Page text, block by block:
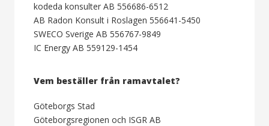
kodeda konsulter AB 556686-6512
AB Radon Konsult i Roslagen 556641-5450
SWECO Sverige AB 556767-9849
IC Energy AB 559129-1454
Vem beställer från ramavtalet?
Göteborgs Stad
Göteborgsregionen och ISGR AB